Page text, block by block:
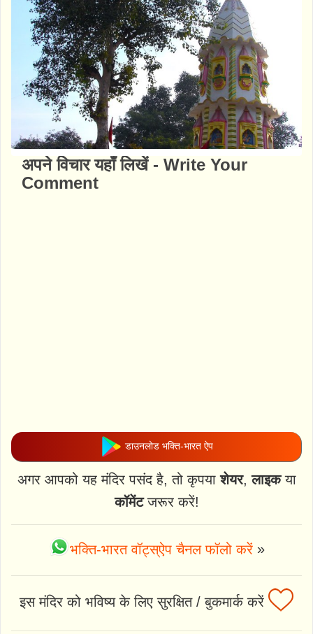
अपने विचार यहाँ लिखें - Write Your
Comment
डाउनलोड भक्ति-भारत ऐप
अगर आपको यह मंदिर पसंद है, तो कृपयाशेयर,लाइकया
कॉमेंटजरूर करें!
भक्ति-भारत वॉट्स्ऐप चैनल फॉलो करें»
इस मंदिर को भविष्य के लिए सुरक्षित / बुकमार्क करें